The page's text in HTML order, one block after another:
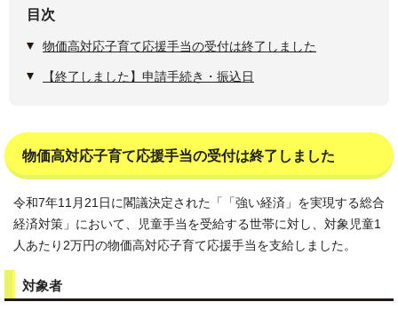
目次
物価高対応子育て応援手当の受付は終了しました
【終了しました】申請手続き・振込日
物価高対応子育て応援手当の受付は終了しました
令和7年11月21日に閣議決定された「「強い経済」を実現する総合
経済対策」において、児童手当を受給する世帯に対し、対象児童1
人あたり2万円の物価高対応子育て応援手当を支給しました。
対象者